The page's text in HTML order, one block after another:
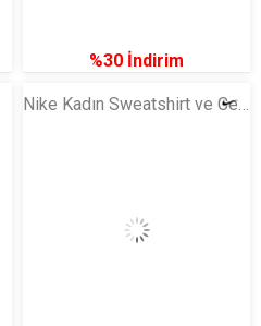
%30 İndirim
Nike Kadın Sweatshirt ve Ceket